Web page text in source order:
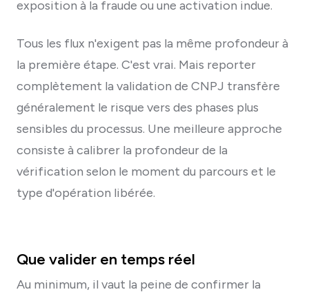
exposition à la fraude ou une activation indue.
Tous les flux n'exigent pas la même profondeur à
la première étape. C'est vrai. Mais reporter
complètement la validation de CNPJ transfère
généralement le risque vers des phases plus
sensibles du processus. Une meilleure approche
consiste à calibrer la profondeur de la
vérification selon le moment du parcours et le
type d'opération libérée.
Que valider en temps réel
Au minimum, il vaut la peine de confirmer la